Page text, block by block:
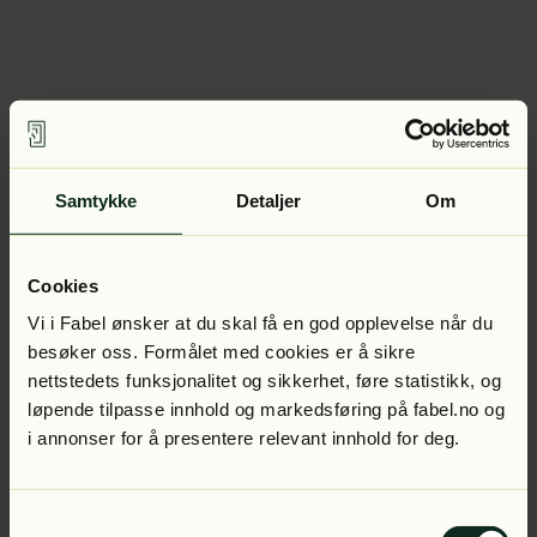
Samtykke Detaljer Om
Cookies
Vi i Fabel ønsker at du skal få en god opplevelse når du
besøker oss. Formålet med cookies er å sikre
nettstedets funksjonalitet og sikkerhet, føre statistikk, og
løpende tilpasse innhold og markedsføring på fabel.no og
i annonser for å presentere relevant innhold for deg.